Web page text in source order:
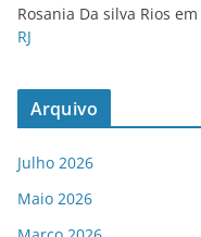
Rosania Da silva Rios em
RJ
Arquivo
Julho 2026
Maio 2026